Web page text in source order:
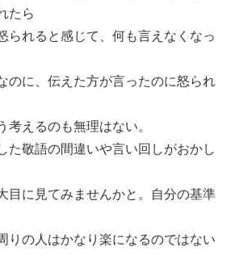
たら
られると感じて、何も言えなくなっ
に、 伝えた方が言ったのに怒られ
えるのも無理はない。
た敬語の間違いや言い回しがおかし
に見てみませんかと。 自分の基準
りの人はかなり楽になるのではない